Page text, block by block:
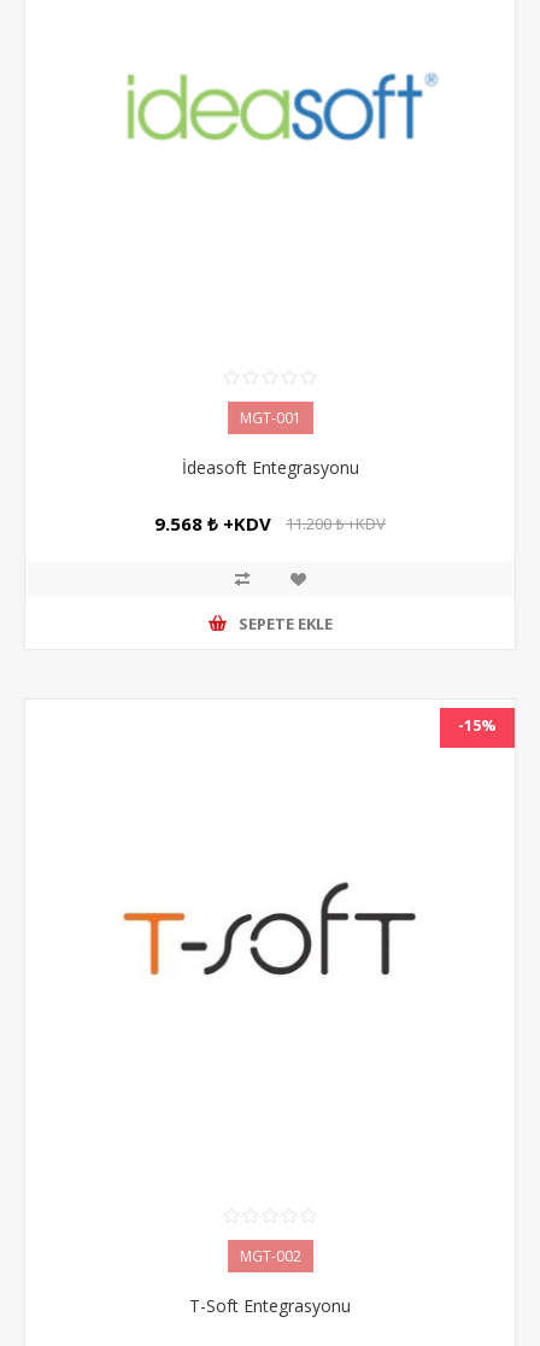
MGT-001
İdeasoft Entegrasyonu
9.568 ₺ +KDV 11.200 ₺ +KDV
SEPETE EKLE
-15%
MGT-002
T-Soft Entegrasyonu